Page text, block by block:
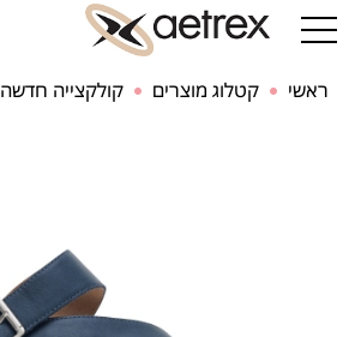
ראשי קטלוג מוצרים קולקצייה חדשה